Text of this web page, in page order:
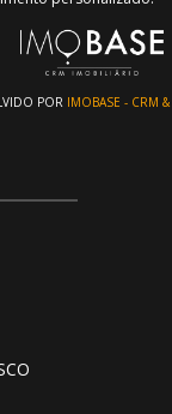
POR IMOBASE - CRM